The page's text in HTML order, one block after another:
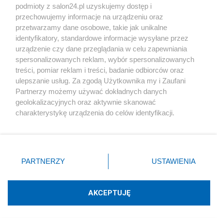
PiS odkrywa karty. Demografia,
mieszkania, ETS, deportacje Ukraińców i
rozliczenia
Redakcja
Rozłam, który może zamienić się w sojusz. Terlecki
zdradza tajemnice z posiedzeń PiS
Hofman bezlitosny dla Kurskiego. "48 godzin po
Smoleńsku liczył, których posłów wyciągnąć"
podmioty z salon24.pl uzyskujemy dostęp i
przechowujemy informacje na urządzeniu oraz
przetwarzamy dane osobowe, takie jak unikalne
identyfikatory, standardowe informacje wysyłane przez
urządzenie czy dane przeglądania w celu zapewniania
spersonalizowanych reklam, wybór spersonalizowanych
treści, pomiar reklam i treści, badanie odbiorców oraz
ulepszanie usług. Za zgodą Użytkownika my i Zaufani
Partnerzy możemy używać dokładnych danych
geolokalizacyjnych oraz aktywnie skanować
charakterystykę urządzenia do celów identyfikacji.
zmienić/wycofać klikając przycisk ustawień prywatności
znajdujący się w lewym dolnym rogu strony
rodzaje przetwarzania danych nie wymagają zgody
użytkownika, ale masz prawo sprzeciwić się takiemu
PARTNERZY USTAWIENIA
AKCEPTUJĘ